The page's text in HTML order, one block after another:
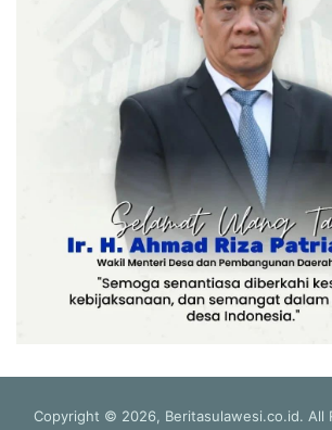
Copyright © 2026, Beritasulawesi.co.id. All